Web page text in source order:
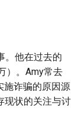
。他在过去的
）。Amy常去
施诈骗的原因源
现状的关注与讨